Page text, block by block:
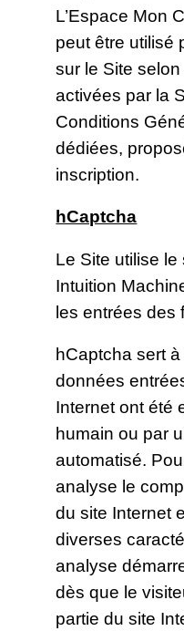
L’Espace Mon
peut être utilisé
sur le Site
activées par la
Conditions
dédiées,
inscription.
hCaptcha
Le Site utilise
Intuition
les entrées des
hCaptcha sert
données
Internet ont été
humain ou par
automatisé.
analyse le
du site Internet
diverses
analyse
dès que le
partie du site